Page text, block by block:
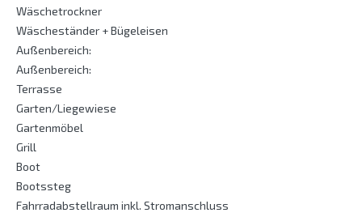
Wäschetrockner
Wäscheständer + Bügeleisen
Außenbereich:
Außenbereich:
Terrasse
Garten/Liegewiese
Gartenmöbel
Grill
Boot
Bootssteg
Fahrradabstellraum inkl. Stromanschluss